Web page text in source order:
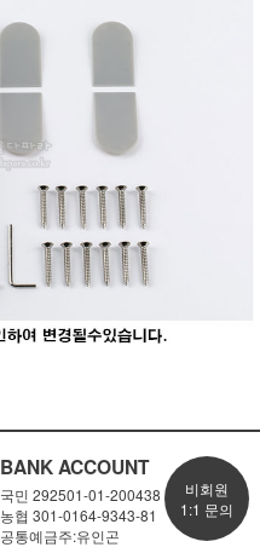
BANK ACCOUNT
국민 292501-01-200438
농협 301-0164-9343-81
공통예금주:유인곤
비회원
1:1 문의